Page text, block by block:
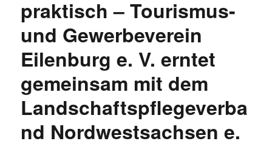
praktisch – Tourismus-
und Gewerbeverein
Eilenburg e. V. erntet
gemeinsam mit dem
Landschaftspflegeverba
nd Nordwestsachsen e.